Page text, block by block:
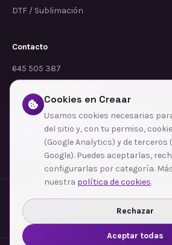
DTF / Sublimación
Contacto
645 505 387
info@dependalium.com
Mataró (Barcelona)
Déjanos tu reseña en Google
Zonas de cobertura·Barcelona·L'Hospitalet de
Sabadell
Santa Coloma de
Ver todas las zonas →
Cookies en Creaar
Usamos cookies necesarias
del sitio y, con tu permiso,
(Google Analytics) y de terceros
Google). Puedes aceptarlas,
configurarlas por categoría.
nuestra política de cookies.
Rechazar
Aceptar todas